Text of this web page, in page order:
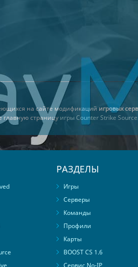
на сайте модификаций игровых
главную страницу игры Counter Strike Source
РАЗДЕЛЫ
Игры
Серверы
Команды
Профили
Карты
BOOST CS 1.6
Сервис No-IP